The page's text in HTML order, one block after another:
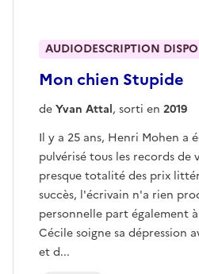
Mon chien Stupide
AUDIODESCRIPTION
deYvan Attal, sorti en 2019
Il y a 25 ans, Henri Mohen a
pulvérisé tous les records
presque totalité des prix
succès, l'écrivain n'a rien
personnelle part également
Cécile soigne sa dépression
et d...